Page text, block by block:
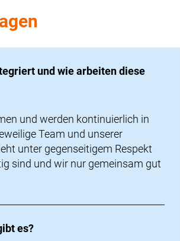
und wie arbeiten diese
und werden kontinuierlich in
Team und unserer
unter gegenseitigem Respekt
sind und wir nur gemeinsam gut
es?